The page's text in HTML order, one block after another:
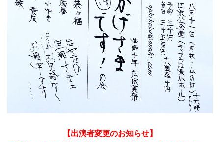
【出演者変更のお知らせ】